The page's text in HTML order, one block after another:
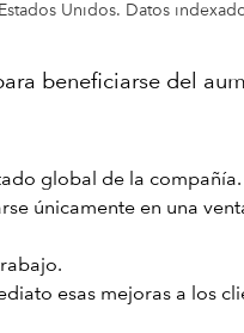
Unidos. Datos
beneficiarse del
global de la compañía.
únicamente en una
esas mejoras a los